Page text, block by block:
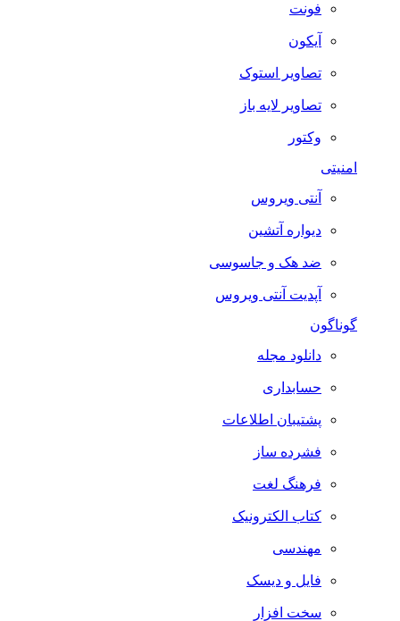
فونت
آیکون
تصاویر استوک
تصاویر لایه باز
وکتور
امنیتی
آنتی ویروس
دیواره آتشین
ضد هک و جاسوسی
آپدیت آنتی ویروس
گوناگون
دانلود مجله
حسابداری
پشتیبان اطلاعات
فشرده ساز
فرهنگ لغت
کتاب الکترونیک
مهندسی
فایل و دیسک
سخت افزار